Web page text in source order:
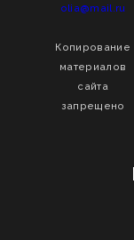
olia@mail.ru
Копирование
материалов
сайта
запрещено